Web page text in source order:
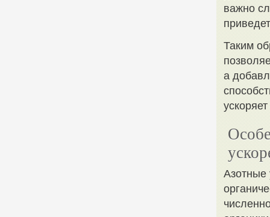
важно
Таким
а
Азотные